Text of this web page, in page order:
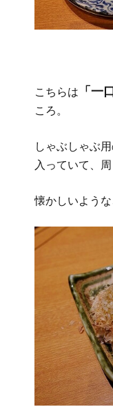
こちらは 「一
ころ。
しゃぶしゃぶ
入っていて、
懐かしいような